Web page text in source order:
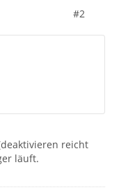
#2
reicht
läuft.